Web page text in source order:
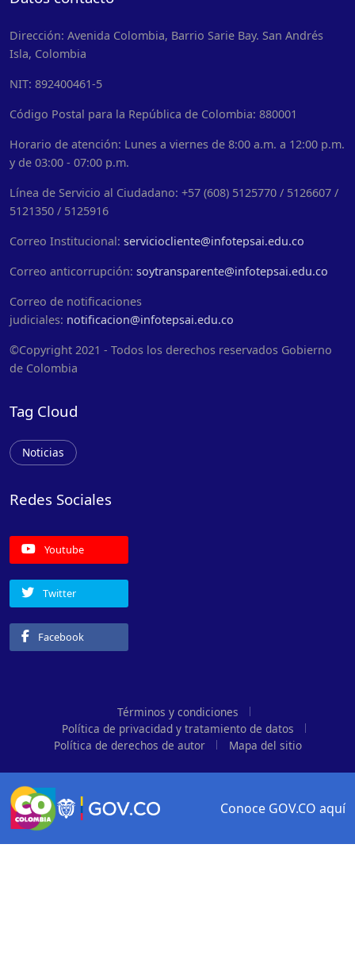
Dirección: Avenida Colombia, Barrio Sarie Bay. San Andrés
Isla, Colombia
NIT: 892400461-5
Código Postal para la República de Colombia: 880001
Horario de atención: Lunes a viernes de 8:00 a.m. a 12:00 p.m.
y de 03:00 - 07:00 p.m.
Línea de Servicio al Ciudadano: +57 (608) 5125770 / 5126607 /
5121350 / 5125916
Correo Institucional: serviciocliente@infotepsai.edu.co
Correo anticorrupción: soytransparente@infotepsai.edu.co
Correo de notificaciones
judiciales: notificacion@infotepsai.edu.co
©Copyright 2021 - Todos los derechos reservados Gobierno
de Colombia
Tag Cloud
Noticias
Redes Sociales
Youtube
Twitter
Facebook
Términos y condiciones
Política de privacidad y tratamiento de datos
Política de derechos de autor
Mapa del sitio
Logo marca Colombia
Conoce GOV.CO aquí